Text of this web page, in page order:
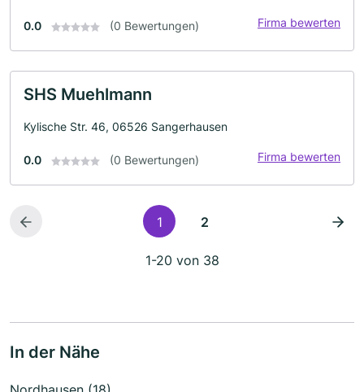
0.0 (0 Bewertungen) Firma bewerten
SHS Muehlmann
Kylische Str. 46, 06526 Sangerhausen
0.0 (0 Bewertungen) Firma bewerten
1 2
1-20 von 38
In der Nähe